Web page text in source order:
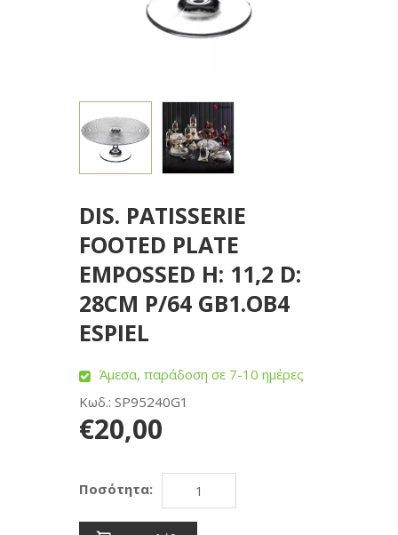
DIS. PATISSERIE
FOOTED PLATE
EMPOSSED H: 11,2 D:
28CM P/64 GB1.OB4
ESPIEL
Άμεσα, παράδοση σε 7-10 ημέρες
Κωδ.: SP95240G1
€20,00
Ποσότητα: